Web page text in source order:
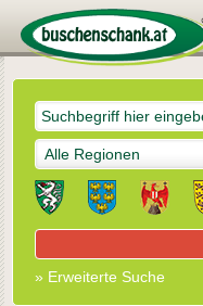
Alle Regionen
» Erweiterte Suche